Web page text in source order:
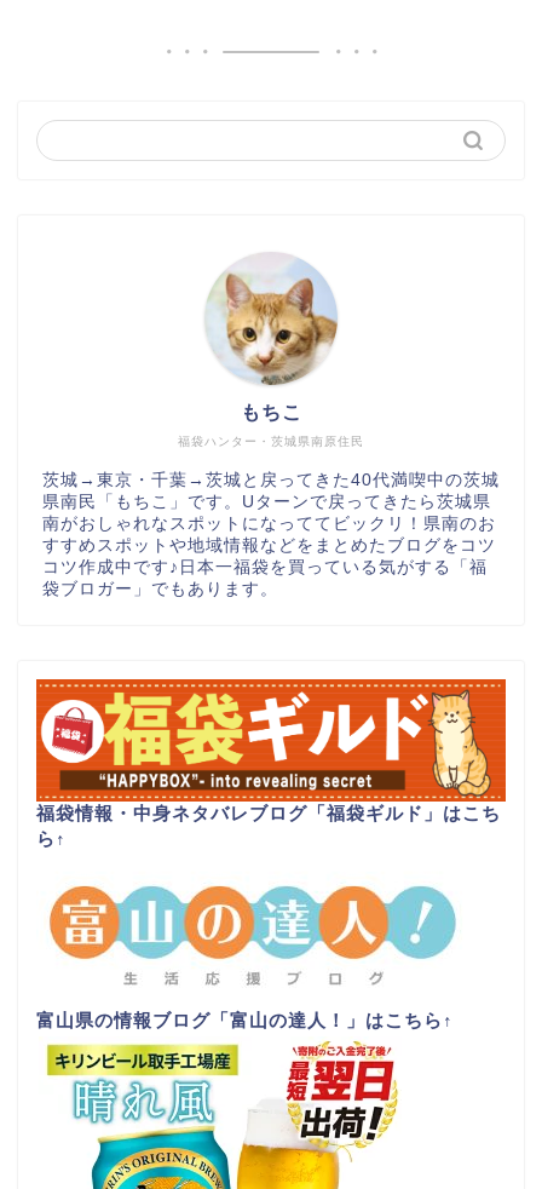
福袋ハンター・茨城県南原住民
もちこ
茨城→東京・千葉→茨城と戻ってきた40代満喫中の茨城
県南民「もちこ」です。Uターンで戻ってきたら茨城県
南がおしゃれなスポットになっててビックリ！県南のお
すすめスポットや地域情報などをまとめたブログをコツ
コツ作成中です♪日本一福袋を買っている気がする「福
袋ブロガー」でもあります。
福袋情報・中身ネタバレブログ「福袋ギルド」はこち
ら ↑
富山県の情報ブログ「富山の達人！」はこちら ↑